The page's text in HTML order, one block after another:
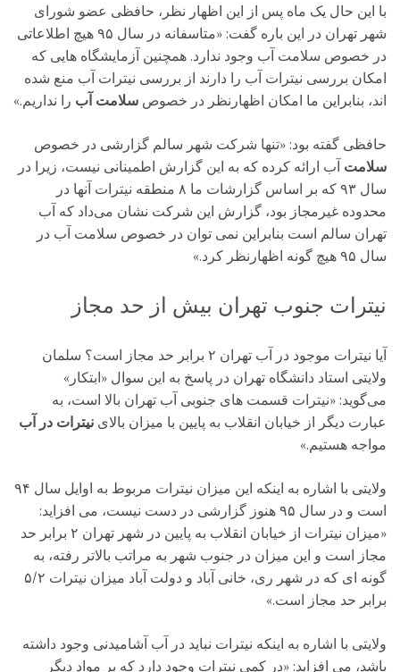
با این حال یک ماه پس از این اظهار نظر، حافظی عضو شورای
شهر تهران در این باره گفت: «متاسفانه در سال ۹۵ هیچ اطلاعاتی
در خصوص سلامت آب وجود ندارد. همچنین آزمایشگاه‌ هایی که
امکان بررسی نیترات آب را دارند از بررسی نیترات آب منع شده‌
اند، بنابراین ما امکان اظهارنظر در خصوص سلامت آب را نداریم.»
حافظی گفته بود: «تنها شرکت شهر سالم گزارشی در خصوص
سلامت آب ارائه کرده که به این گزارش اطمینانی نیست، زیرا در
سال ۹۳ که بر اساس گزارشات ما ۸ منطقه نیترات آنها در
محدوده غیرمجاز بود، گزارش این شرکت نشان می‌داد که آب
تهران سالم است بنابراین نمی توان در خصوص سلامت آب در
سال ۹۵ هیچ گونه اظهارنظر کرد.»
نیترات جنوب تهران بیش از حد مجاز
آیا نیترات موجود در آب تهران ۲ برابر حد مجاز است؟ سلمان
ولایتی استاد دانشگاه تهران در پاسخ به این سوال «ابتکار»
می‌گوید: «نیترات قسمت های جنوبی آب تهران بالا است، به
عبارت دیگر از خیابان انقلاب به پایین با میزان بالای نیترات در آب
مواجه هستیم.»
ولایتی با اشاره به اینکه این میزان نیترات مربوط به اوایل سال ۹۴
است و در سال ۹۵ هنوز گزارشی در دست نیست، می افزاید:
«میزان نیترات از خیابان انقلاب به پایین در شهر تهران ۲ برابر حد
مجاز است و این میزان در جنوب شهر به مراتب بالاتر رفته، به
گونه ای که در شهر ری، خانی آباد و دولت آباد میزان نیترات ۵/۲
برابر حد مجاز است.»
ولایتی با اشاره به اینکه نیترات نباید در آب آشامیدنی وجود داشته
باشد، می افزاید: «در کمی نیترات وجود دارد که بر مواد دیگر